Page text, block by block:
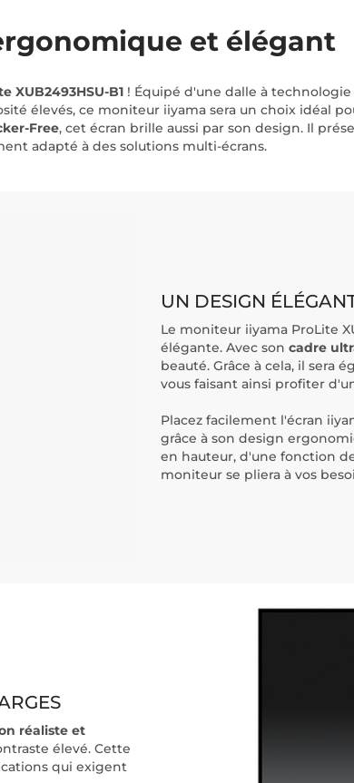
et élégant
XUB2493HSU-B1 ! Équipé d'une dalle à
élevés, ce moniteur iiyama sera un choix idéal
Free, cet écran brille aussi par son design. Il
adapté à des solutions multi-écrans.
UN DESIGN
Le moniteur iiyama ProLite
élégante. Avec son cadre
beauté. Grâce à cela, il sera
vous faisant ainsi profiter
Placez facilement l'écran
grâce à son design
en hauteur, d'une fonction
moniteur se pliera à vos
réaliste et
élevé. Cette
qui exigent